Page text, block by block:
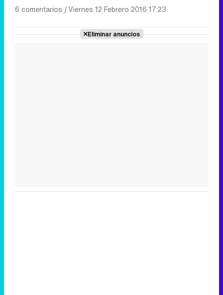
6 comentarios |Viernes 12 Febrero 2016 17:23
Eliminar anuncios